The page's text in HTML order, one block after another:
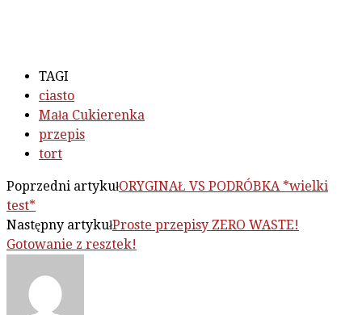
TAGI
ciasto
Mała Cukierenka
przepis
tort
Poprzedni artykułORYGINAŁ VS PODRÓBKA *wielki
test*
Następny artykułProste przepisy ZERO WASTE!
Gotowanie z resztek!